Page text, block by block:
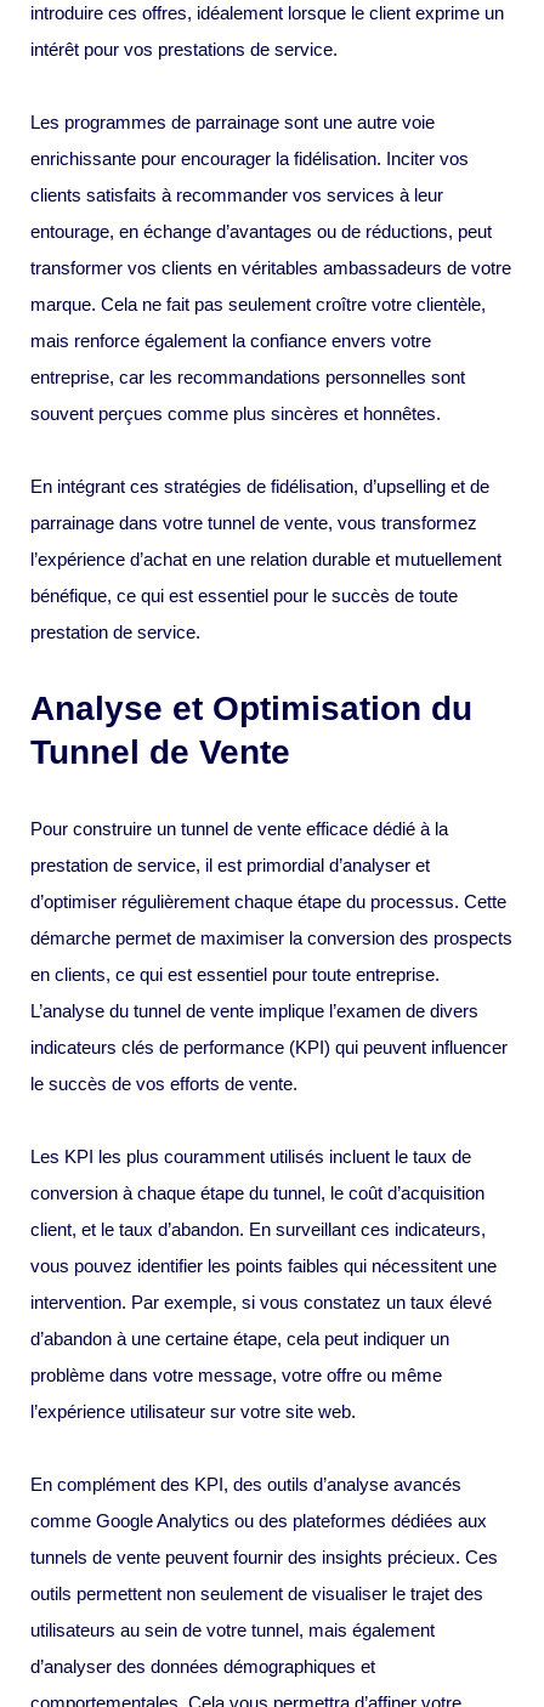
introduire ces offres, idéalement lorsque le client exprime un
intérêt pour vos prestations de service.
Les programmes de parrainage sont une autre voie
enrichissante pour encourager la fidélisation. Inciter vos
clients satisfaits à recommander vos services à leur
entourage, en échange d’avantages ou de réductions, peut
transformer vos clients en véritables ambassadeurs de votre
marque. Cela ne fait pas seulement croître votre clientèle,
mais renforce également la confiance envers votre
entreprise, car les recommandations personnelles sont
souvent perçues comme plus sincères et honnêtes.
En intégrant ces stratégies de fidélisation, d’upselling et de
parrainage dans votre tunnel de vente, vous transformez
l’expérience d’achat en une relation durable et mutuellement
bénéfique, ce qui est essentiel pour le succès de toute
prestation de service.
Analyse et Optimisation du
Tunnel de Vente
Pour construire un tunnel de vente efficace dédié à la
prestation de service, il est primordial d’analyser et
d’optimiser régulièrement chaque étape du processus. Cette
démarche permet de maximiser la conversion des prospects
en clients, ce qui est essentiel pour toute entreprise.
L’analyse du tunnel de vente implique l’examen de divers
indicateurs clés de performance (KPI) qui peuvent influencer
le succès de vos efforts de vente.
Les KPI les plus couramment utilisés incluent le taux de
conversion à chaque étape du tunnel, le coût d’acquisition
client, et le taux d’abandon. En surveillant ces indicateurs,
vous pouvez identifier les points faibles qui nécessitent une
intervention. Par exemple, si vous constatez un taux élevé
d’abandon à une certaine étape, cela peut indiquer un
problème dans votre message, votre offre ou même
l’expérience utilisateur sur votre site web.
En complément des KPI, des outils d’analyse avancés
comme Google Analytics ou des plateformes dédiées aux
tunnels de vente peuvent fournir des insights précieux. Ces
outils permettent non seulement de visualiser le trajet des
utilisateurs au sein de votre tunnel, mais également
d’analyser des données démographiques et
comportementales. Cela vous permettra d’affiner votre